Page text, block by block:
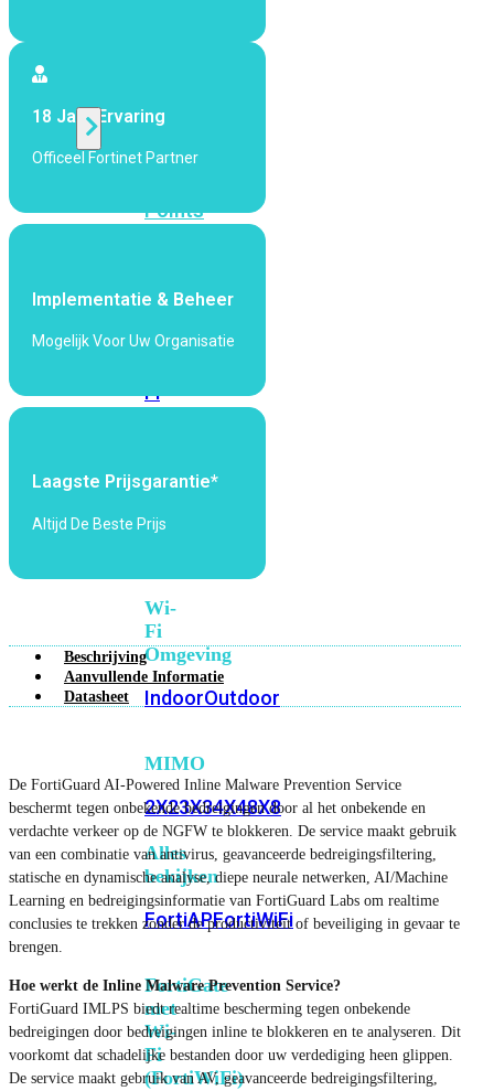
Alle
Points
Fi
Fi
Fi
6E
Fi
Wi-
Fi
Omgeving
IndoorOutdoor
MIMO
2X23X34X48X8
Alles
bekijken
FortiAPFortiWiFi
FortiGate
met
Wi-
Fi
(FortiWiFi)
18 Jaar Ervaring
Officeel Fortinet Partner
Implementatie & Beheer
Mogelijk Voor Uw Organisatie
Laagste Prijsgarantie*
Altijd De Beste Prijs
Beschrijving
Aanvullende Informatie
Datasheet
De FortiGuard AI-Powered Inline Malware Prevention Service
beschermt tegen onbekende bedreigingen door al het onbekende en
verdachte verkeer op de NGFW te blokkeren. De service maakt gebruik
van een combinatie van antivirus, geavanceerde bedreigingsfiltering,
statische en dynamische analyse, diepe neurale netwerken, AI/Machine
Learning en bedreigingsinformatie van FortiGuard Labs om realtime
conclusies te trekken zonder de productiviteit of beveiliging in gevaar te
brengen.
Hoe werkt de Inline Malware Prevention Service?
FortiGuard IMLPS biedt realtime bescherming tegen onbekende
bedreigingen door bedreigingen inline te blokkeren en te analyseren. Dit
voorkomt dat schadelijke bestanden door uw verdediging heen glippen.
De service maakt gebruik van AV, geavanceerde bedreigingsfiltering,